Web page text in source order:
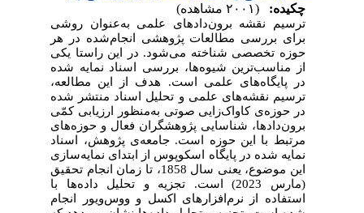
چکیده:
ترسیم نقشه برون‌دادهای علمی به‌عنوان روشی
برای بررسی مطالعات پژوهشی انجام‌شده در هر
حوزه تخصصی شناخته می‌شود. در این راستا یکی
از مناسب‌ترین شیوه‌ها، بررسی اسناد نمایه ‌شده
در پایگاه‌های علمی است. هدف از این مطالعه،
ترسیم نقشه‌ها‌ی علمی و تحلیل اسناد منتشر شده
در حوزه‌ی کاواک‌زایی صوتی به‌منظور ارزیابی کمّی
برون‌دادها، شناسایی پژوهشگران فعال و حوزه‌های
مرتبط با این حوزه است. جامعه‌ی پژوهش، اسناد
نمایه شده در پایگاه اسکوپوس از ابتدای نمایه‌سازی
این موضوع، یعنی سال 1858، تا زمان انجام تحقیق
(مارس 2023) است. تجزیه و تحلیل داده‌ها با
استفاده از نرم‌افزارهای اکسل و ووس‌ویور انجام